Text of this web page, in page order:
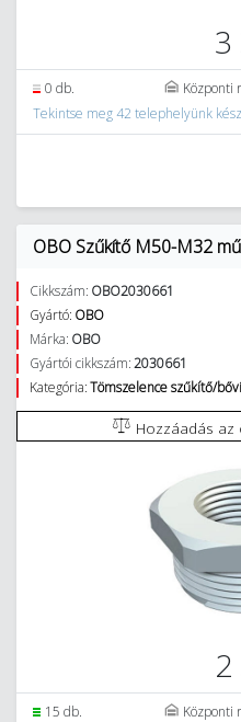
3
0 db. Központi
Tekintse meg 42 telephelyünk
OBO Szűkítő M50-M32
Cikkszám: OBO2030661
Gyártó: OBO
Márka: OBO
Gyártói cikkszám:2030661
Kategória:Tömszelence szűkítő/
Hozzáadás
15 db. Központi